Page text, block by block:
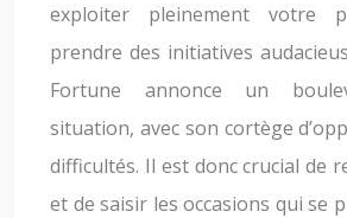
exploiter pleinement votre
prendre des initiatives
Fortune annonce un
situation, avec son cortège
difficultés. Il est donc crucial de
et de saisir les occasions qui se